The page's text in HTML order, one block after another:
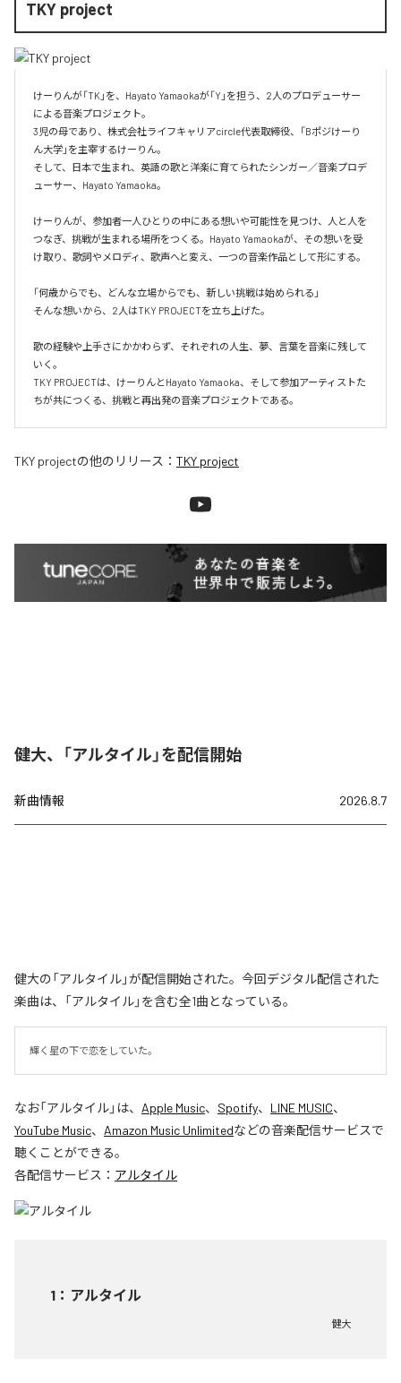
TKY project
けーりんが「TK」を、Hayato Yamaokaが「Y」を担う、2人のプロデューサー
による音楽プロジェクト。
3児の母であり、株式会社ライフキャリアcircle代表取締役、「Bポジけーり
ん大学」を主宰するけーりん。
そして、日本で生まれ、英語の歌と洋楽に育てられたシンガー／音楽プロデ
ューサー、Hayato Yamaoka。
けーりんが、参加者一人ひとりの中にある想いや可能性を見つけ、人と人を
つなぎ、挑戦が生まれる場所をつくる。Hayato Yamaokaが、その想いを受
け取り、歌詞やメロディ、歌声へと変え、一つの音楽作品として形にする。
「何歳からでも、どんな立場からでも、新しい挑戦は始められる」
そんな想いから、2人はTKY PROJECTを立ち上げた。
歌の経験や上手さにかかわらず、それぞれの人生、夢、言葉を音楽に残して
いく。
TKY PROJECTは、けーりんとHayato Yamaoka、そして参加アーティストた
ちが共につくる、挑戦と再出発の音楽プロジェクトである。
TKY projectの他のリリース： TKY project
健大、「アルタイル」を配信開始
新曲情報 2026.8.7
健大の「アルタイル」が配信開始された。今回デジタル配信された
楽曲は、「アルタイル」を含む全1曲となっている。
輝く星の下で恋をしていた。
なお「アルタイル」は、 Apple Music、 Spotify、 LINE MUSIC、
YouTube Music、 Amazon Music Unlimitedなどの音楽配信サービスで
聴くことができる。
各配信サービス： アルタイル
1 ： アルタイル
健大